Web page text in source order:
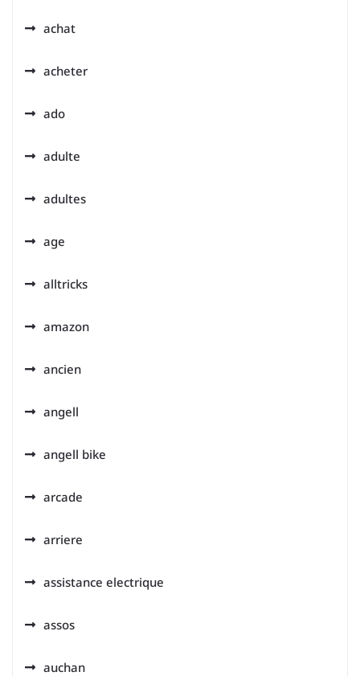
achat
acheter
ado
adulte
adultes
age
alltricks
amazon
ancien
angell
angell bike
arcade
arriere
assistance electrique
assos
auchan